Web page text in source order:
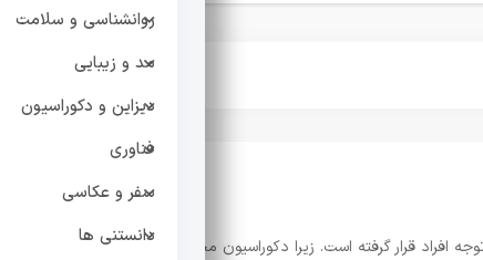
روانشناسی و سلامت
مد و زیبایی
دیزاین و دکوراسیون
فناوری
سفر و عکاسی
دانستنی ها
افراد قرار گرفته است. زیرا دکوراسیون محیط تاثیر مستقیمی در